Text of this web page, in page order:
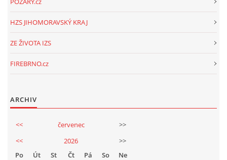
HZS JIHOMORAVSKÝ KRAJ
ZE ŽIVOTA IZS
FIREBRNO.cz
ARCHIV
<< červenec
>>
<<
2026
>>
Po
Út St Čt Pá So
Ne